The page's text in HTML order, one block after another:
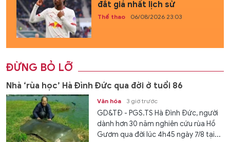
đắt giá nhất lịch sử
Thể thao 06/08/2026 23:03
ĐỪNG BỎ LỠ
Nhà ‘rùa học’ Hà Đình Đức qua đời ở tuổi 86
Văn hóa 3 giờ trước
GD&TĐ - PGS.TS Hà Đình Đức, người
dành hơn 30 năm nghiên cứu rùa Hồ
Gươm qua đời lúc 4h45 ngày 7/8 tại...